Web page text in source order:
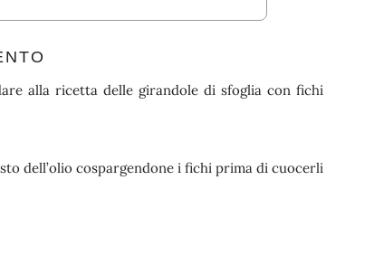
alla ricetta delle girandole di sfoglia con fichi
dell’olio cospargendone i fichi prima di cuocerli